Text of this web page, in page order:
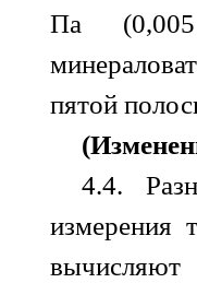
Па
пятой
4.4.
измерения